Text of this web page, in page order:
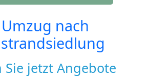
nach
Sie jetzt Angebote